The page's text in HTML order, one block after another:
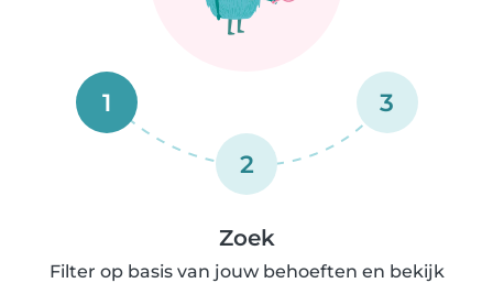
1
2
3
Zoek
Filter op basis van jouw behoeften en bekijk